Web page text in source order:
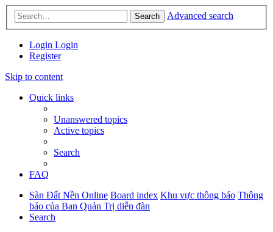
Search Advanced search
Login Login
Register
Skip to content
Quick links
Unanswered topics
Active topics
Search
FAQ
Sàn Đất Nền Online Board index Khu vực thông báo Thông
báo của Ban Quản Trị diễn đàn
Search